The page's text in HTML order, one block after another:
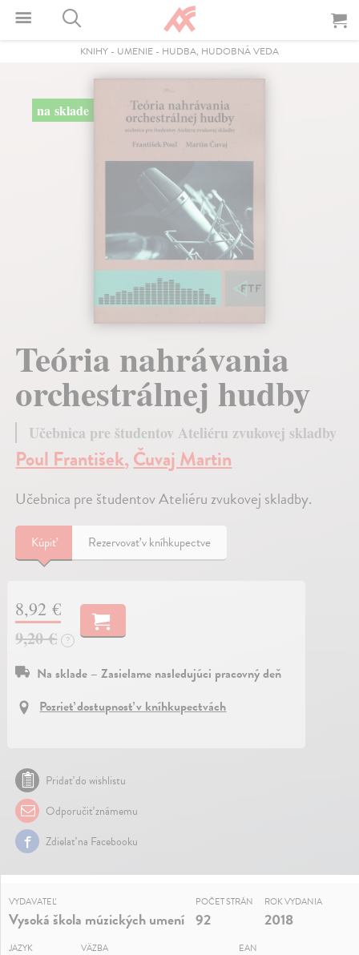
KNIHY - UMENIE - HUDBA, HUDOBNÁ VEDA
na sklade
Teória nahrávania
orchestrálnej hudby
Učebnica pre študentov Ateliéru zvukovej skladby
Poul František,Čuvaj Martin
Učebnica pre študentov Ateliéru zvukovej skladby.
Kúpiť Rezervovať v kníhkupectve
8,92 €
9,20 €
?
Na sklade – Zasielame nasledujúci pracovný deň
Pozrieť dostupnosť v kníhkupectvách
Pridať do wishlistu
Odporučiť známemu
Zdielať na Facebooku
VYDAVATEĽ
Vysoká škola múzických umení
POČET STRÁN
92
ROK VYDANIA
2018
JAZYK VÄZBA EAN